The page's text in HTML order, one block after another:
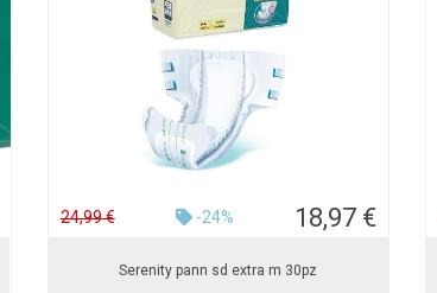
24,99 € -24% 18,97 €
Serenity pann sd extra m 30pz